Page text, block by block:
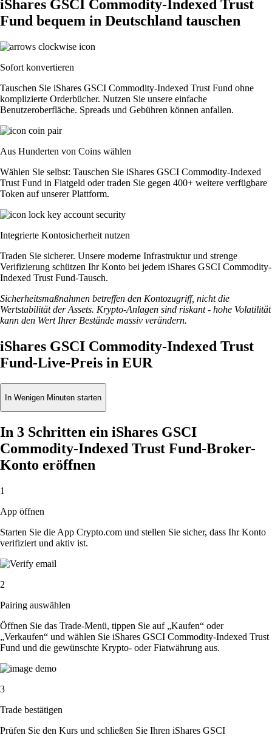
iShares GSCI Commodity-Indexed Trust
Fund bequem in Deutschland tauschen
Sofort konvertieren
Tauschen Sie iShares GSCI Commodity-Indexed Trust Fund ohne
komplizierte Orderbücher. Nutzen Sie unsere einfache
Benutzeroberfläche. Spreads und Gebühren können anfallen.
Aus Hunderten von Coins wählen
Wählen Sie selbst: Tauschen Sie iShares GSCI Commodity-Indexed
Trust Fund in Fiatgeld oder traden Sie gegen 400+ weitere verfügbare
Token auf unserer Plattform.
Integrierte Kontosicherheit nutzen
Traden Sie sicherer. Unsere moderne Infrastruktur und strenge
Verifizierung schützen Ihr Konto bei jedem iShares GSCI Commodity-
Indexed Trust Fund-Tausch.
Sicherheitsmaßnahmen betreffen den Kontozugriff, nicht die
Wertstabilität der Assets. Krypto-Anlagen sind riskant - hohe Volatilität
kann den Wert Ihrer Bestände massiv verändern.
iShares GSCI Commodity-Indexed Trust
Fund-Live-Preis in EUR
In Wenigen Minuten starten
In 3 Schritten ein iShares GSCI
Commodity-Indexed Trust Fund-Broker-
Konto eröffnen
1
App öffnen
Starten Sie die App Crypto.com und stellen Sie sicher, dass Ihr Konto
verifiziert und aktiv ist.
2
Pairing auswählen
Öffnen Sie das Trade-Menü, tippen Sie auf „Kaufen“ oder
„Verkaufen“ und wählen Sie iShares GSCI Commodity-Indexed Trust
Fund und die gewünschte Krypto- oder Fiatwährung aus.
3
Trade bestätigen
Prüfen Sie den Kurs und schließen Sie Ihren iShares GSCI